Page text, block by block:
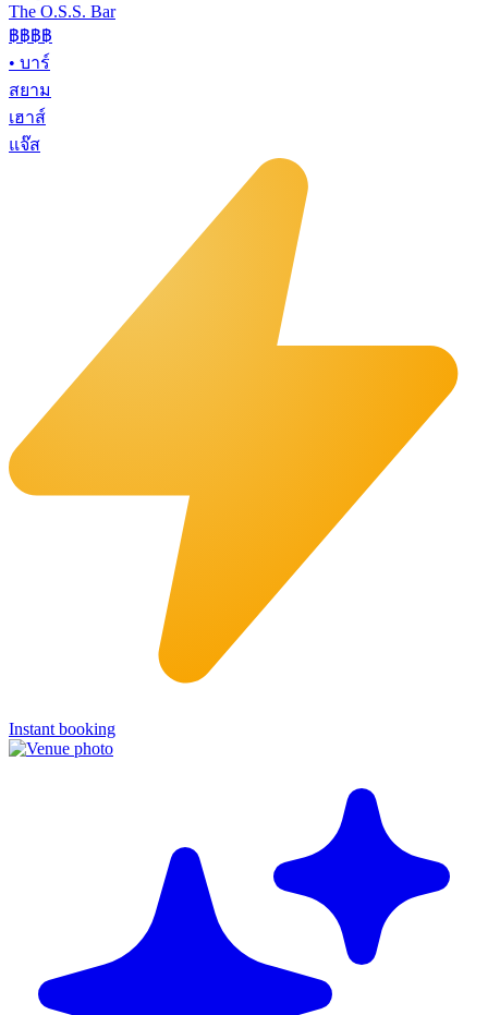
The O.S.S. Bar
฿฿฿฿
• บาร์
สยาม
เฮาส์
แจ๊ส
Instant booking